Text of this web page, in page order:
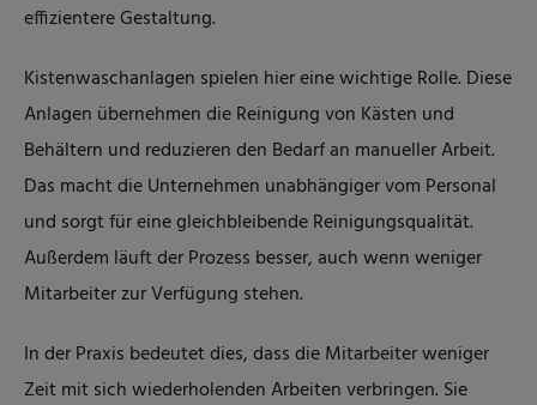
effizientere Gestaltung.
Kistenwaschanlagen spielen hier eine wichtige Rolle. Diese
Anlagen übernehmen die Reinigung von Kästen und
Behältern und reduzieren den Bedarf an manueller Arbeit.
Das macht die Unternehmen unabhängiger vom Personal
und sorgt für eine gleichbleibende Reinigungsqualität.
Außerdem läuft der Prozess besser, auch wenn weniger
Mitarbeiter zur Verfügung stehen.
In der Praxis bedeutet dies, dass die Mitarbeiter weniger
Zeit mit sich wiederholenden Arbeiten verbringen. Sie